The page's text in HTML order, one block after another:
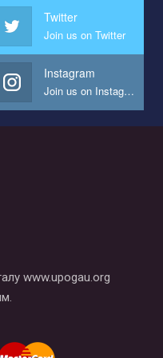
организации.
нам реализовать
на почве
на наш канал YouTube
видео.
Twitter
Join us on Twitter
Instagram
Join us on Instagram
www.upogau.org